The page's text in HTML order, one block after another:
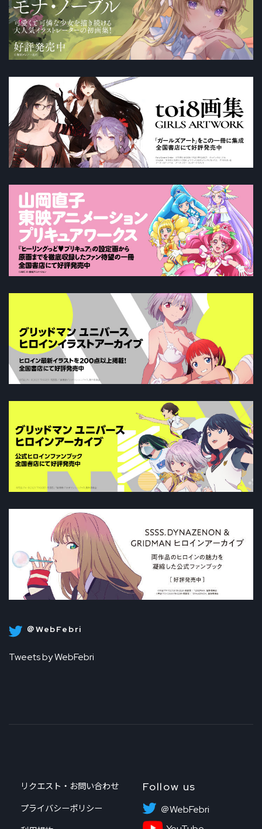
＠WebFebri
Tweets by WebFebri
リクエスト・お問い合わせ
プライバシーポリシー
Follow us
＠WebFebri